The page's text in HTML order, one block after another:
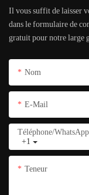
Il vous suffit de laisser
dans le formulaire de
gratuit pour notre large
Nom
E-Mail
+1
Téléphone/WhatsApp
Teneur